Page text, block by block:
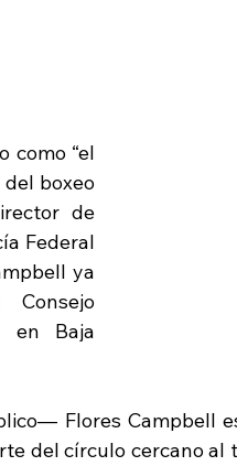
como “el
boxeo
de
Federal
ya
en Baja
Flores Campbell
del círculo cercano